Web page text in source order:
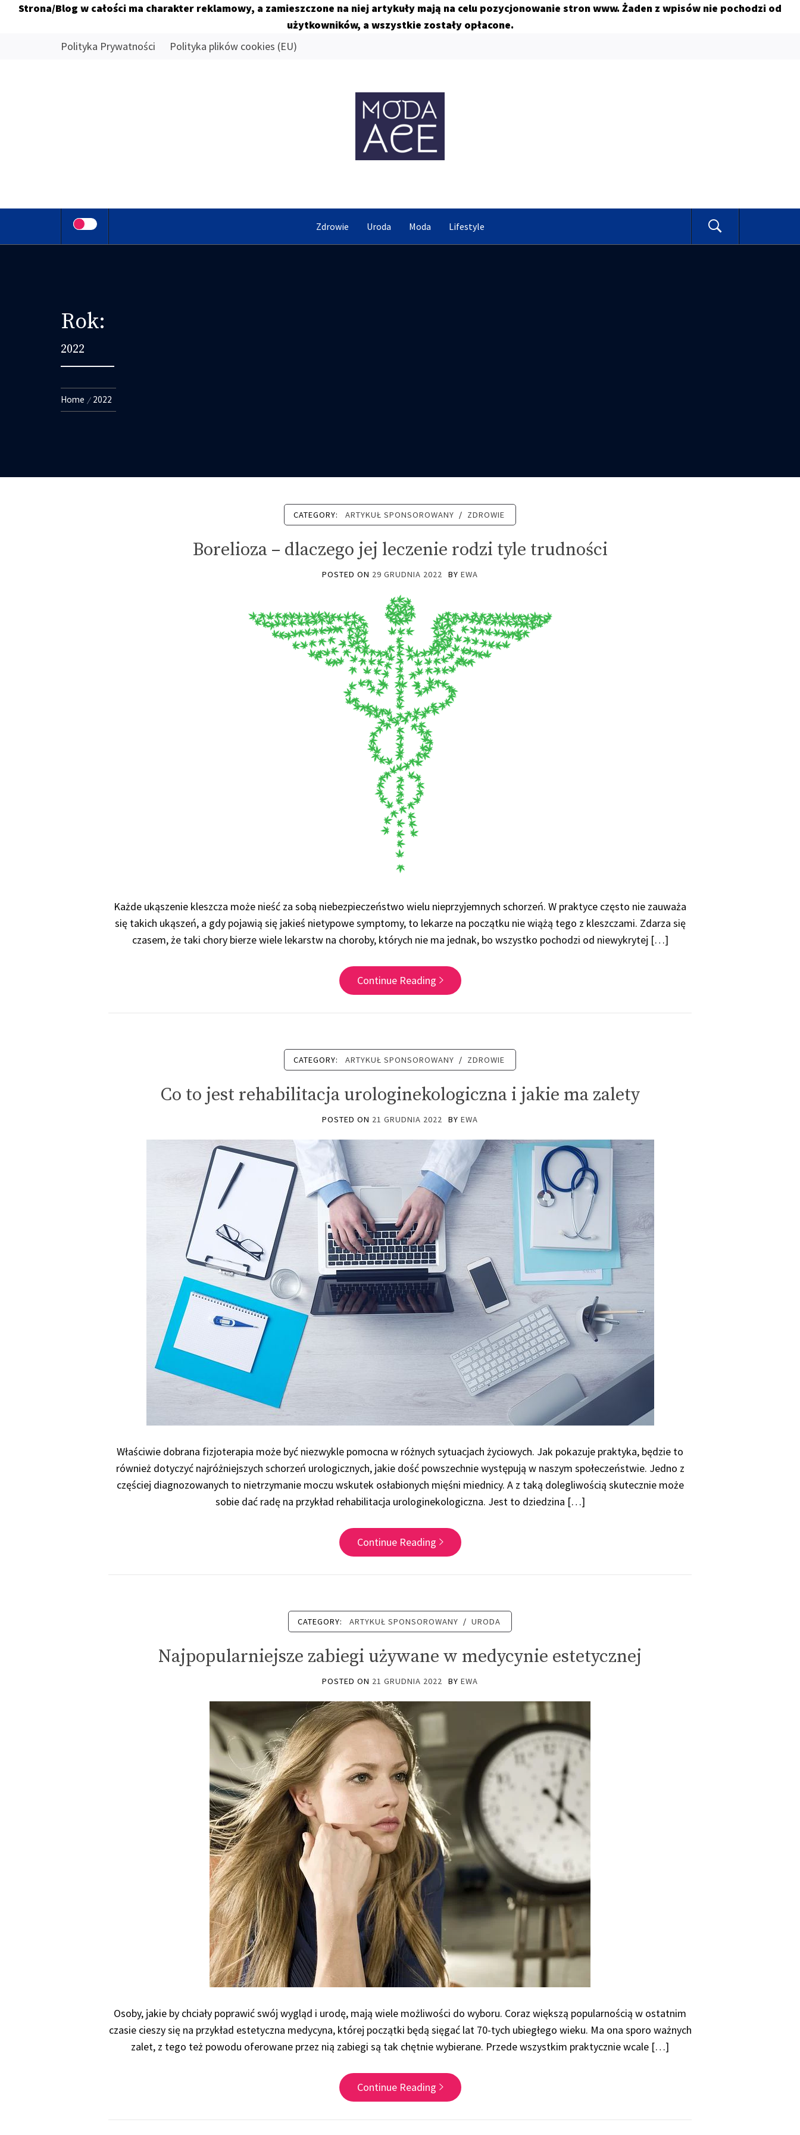
Strona/Blog w całości ma charakter reklamowy, a zamieszczone na niej artykuły mają na celu pozycjonowanie stron www. Żaden z wpisów nie pochodzi od
użytkowników, a wszystkie zostały opłacone.
Polityka Prywatności Polityka plików cookies (EU)
MODA ACE
Zdrowie Uroda Moda Lifestyle
Rok:
2022
Home 2022
CATEGORY: ARTYKUŁ SPONSOROWANY / ZDROWIE
Borelioza – dlaczego jej leczenie rodzi tyle trudności
POSTED ON 29 GRUDNIA 2022 BY EWA
Każde ukąszenie kleszcza może nieść za sobą niebezpieczeństwo wielu nieprzyjemnych schorzeń. W praktyce często nie zauważa
się takich ukąszeń, a gdy pojawią się jakieś nietypowe symptomy, to lekarze na początku nie wiążą tego z kleszczami. Zdarza się
czasem, że taki chory bierze wiele lekarstw na choroby, których nie ma jednak, bo wszystko pochodzi od niewykrytej […]
Continue Reading
CATEGORY: ARTYKUŁ SPONSOROWANY / ZDROWIE
Co to jest rehabilitacja urologinekologiczna i jakie ma zalety
POSTED ON 21 GRUDNIA 2022 BY EWA
Właściwie dobrana fizjoterapia może być niezwykle pomocna w różnych sytuacjach życiowych. Jak pokazuje praktyka, będzie to
również dotyczyć najróżniejszych schorzeń urologicznych, jakie dość powszechnie występują w naszym społeczeństwie. Jedno z
częściej diagnozowanych to nietrzymanie moczu wskutek osłabionych mięśni miednicy. A z taką dolegliwością skutecznie może
sobie dać radę na przykład rehabilitacja urologinekologiczna. Jest to dziedzina […]
Continue Reading
CATEGORY: ARTYKUŁ SPONSOROWANY / URODA
Najpopularniejsze zabiegi używane w medycynie estetycznej
POSTED ON 21 GRUDNIA 2022 BY EWA
Osoby, jakie by chciały poprawić swój wygląd i urodę, mają wiele możliwości do wyboru. Coraz większą popularnością w ostatnim
czasie cieszy się na przykład estetyczna medycyna, której początki będą sięgać lat 70-tych ubiegłego wieku. Ma ona sporo ważnych
zalet, z tego też powodu oferowane przez nią zabiegi są tak chętnie wybierane. Przede wszystkim praktycznie wcale […]
Continue Reading